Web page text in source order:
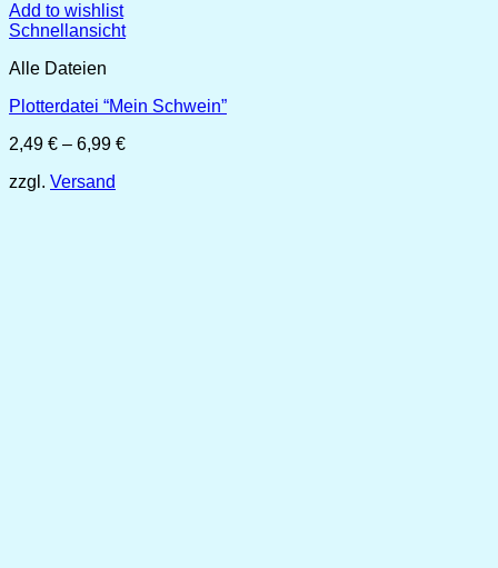
Add to wishlist
Schnellansicht
Alle Dateien
Plotterdatei “Mein Schwein”
2,49 € – 6,99 €Preisspanne:
zzgl. Versand